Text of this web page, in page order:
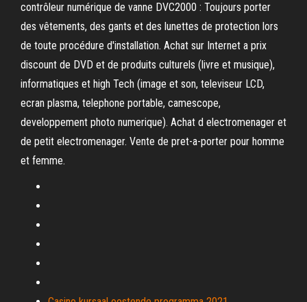
contrôleur numérique de vanne DVC2000 : Toujours porter
des vêtements, des gants et des lunettes de protection lors
de toute procédure d'installation. Achat sur Internet a prix
discount de DVD et de produits culturels (livre et musique),
informatiques et high Tech (image et son, televiseur LCD,
ecran plasma, telephone portable, camescope,
developpement photo numerique). Achat d electromenager et
de petit electromenager. Vente de pret-a-porter pour homme
et femme.